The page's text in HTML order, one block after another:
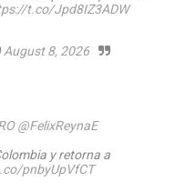
t.co/Jpd8IZ3ADW
August 8, 2026
@FelixReynaE
y retorna a
pnbyUpVfCT